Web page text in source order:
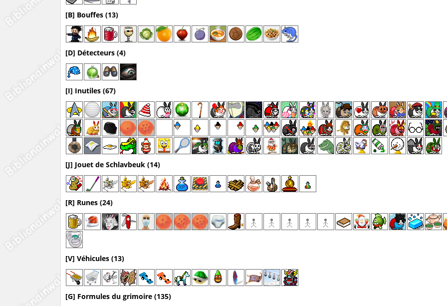
[B] Bouffes (13)
[D] Détecteurs (4)
[I] Inutiles (67)
[J] Jouet de Schlavbeuk (14)
[R] Runes (24)
[V] Véhicules (13)
[G] Formules du grimoire (135)